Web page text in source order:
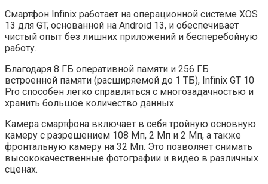
Смартфон Infinix работает на операционной системе XOS
13 для GT, основанной на Android 13, и обеспечивает
чистый опыт без лишних приложений и бесперебойную
работу.
Благодаря 8 ГБ оперативной памяти и 256 ГБ
встроенной памяти (расширяемой до 1 ТБ), Infinix GT 10
Pro способен легко справляться с многозадачностью и
хранить большое количество данных.
Камера смартфона включает в себя тройную основную
камеру с разрешением 108 Мп, 2 Мп и 2 Мп, а также
фронтальную камеру на 32 Мп. Это позволяет снимать
высококачественные фотографии и видео в различных
сценах.